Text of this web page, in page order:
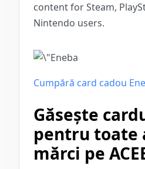
content for Steam,
Nintendo users.
Cumpără card cadou
Găsește
pentru toate
mărci pe